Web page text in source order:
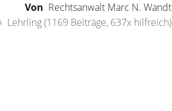
Von Rechtsanwalt Marc N. Wandt
Lehrling(1169 Beiträge, 637x hilfreich)